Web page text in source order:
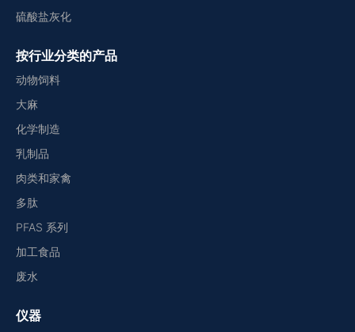
硫酸盐灰化
按行业分类的产品
动物饲料
大麻
化学制造
乳制品
肉类和家禽
多肽
PFAS 系列
加工食品
废水
仪器